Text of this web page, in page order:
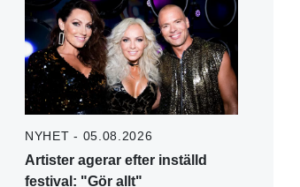
NYHET - 05.08.2026
Artister agerar efter inställd
festival: "Gör allt"